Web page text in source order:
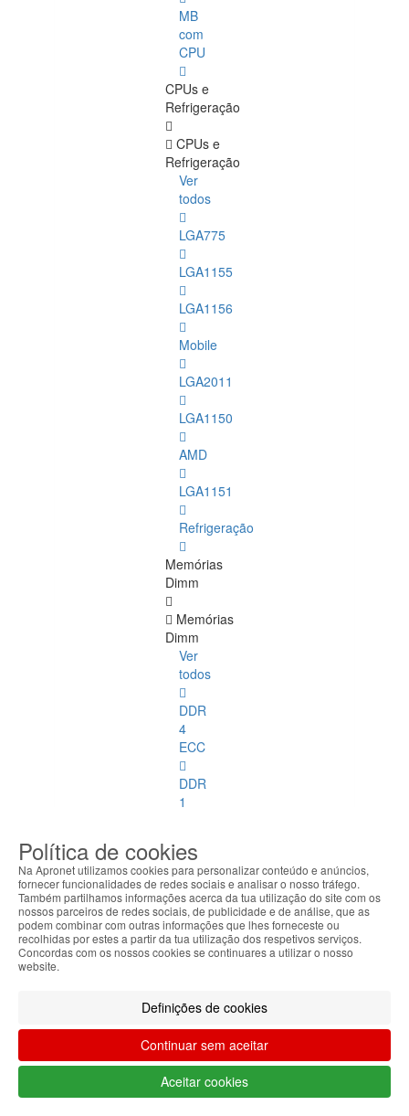
MB
com
CPU
CPUs e
Refrigeração
CPUs e
Refrigeração
Ver
todos
LGA775
LGA1155
LGA1156
Mobile
LGA2011
LGA1150
AMD
LGA1151
Refrigeração
Memórias
Dimm
Memórias
Dimm
Ver
todos
DDR
4
ECC
DDR
1
2
DDR
3
DDR
DDR
ECC
DDR
3
Política de cookies
Na Apronet utilizamos cookies para personalizar conteúdo e anúncios,
fornecer funcionalidades de redes sociais e analisar o nosso tráfego.
Também partilhamos informações acerca da tua utilização do site com os
nossos parceiros de redes sociais, de publicidade e de análise, que as
podem combinar com outras informações que lhes forneceste ou
recolhidas por estes a partir da tua utilização dos respetivos serviços.
Concordas com os nossos cookies se continuares a utilizar o nosso
website.
Definições de cookies
Continuar sem aceitar
Aceitar cookies